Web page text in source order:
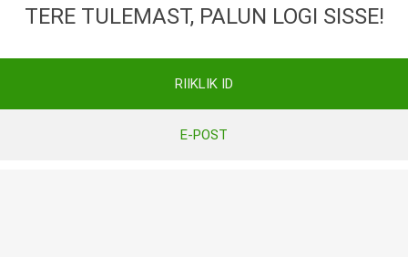
TERE TULEMAST, PALUN LOGI SISSE!
RIIKLIK ID
E-POST